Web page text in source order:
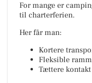
For mange er
til charterferien.
Her får man:
Kortere
Fleksible
Tættere